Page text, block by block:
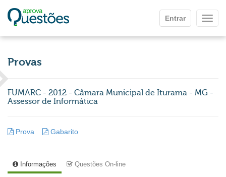
Entrar
Provas
FUMARC - 2012 - Câmara Municipal de Iturama - MG -
Assessor de Informática
Prova Gabarito
Informações Questões On-line